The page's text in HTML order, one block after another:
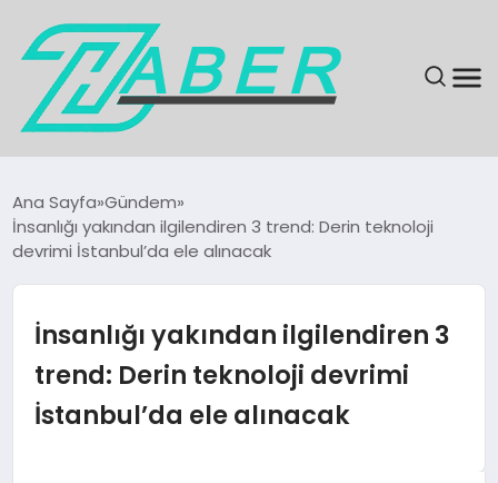
GÜNDEM
EĞITIM
Ana Sayfa Gündem
İnsanlığı yakından ilgilendiren 3 trend: Derin teknoloji
devrimi İstanbul’da ele alınacak
İnsanlığı yakından ilgilendiren 3
trend: Derin teknoloji devrimi
İstanbul’da ele alınacak